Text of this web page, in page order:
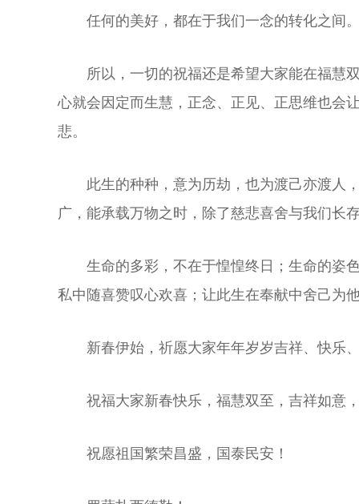
任何的美好，都在于我们一念的转化之间
所以，一切的祝福还是希望大家能在福慧
心就会因定而生慧，正念、正见、正思维也会
悲。
此生的种种，意为历劫，也为渡己亦渡人
广，能承载万物之时，除了慈悲喜舍与我们长
生命的多彩，不在于惶惶终日；生命的姿
私中随喜赞叹心欢喜；让此生在奉献中舍己为
新春伊始，祈愿大家年年岁岁吉祥、快乐
祝福大家新春快乐，福慧双至，吉祥如意
祝愿祖国繁荣昌盛，国泰民安！